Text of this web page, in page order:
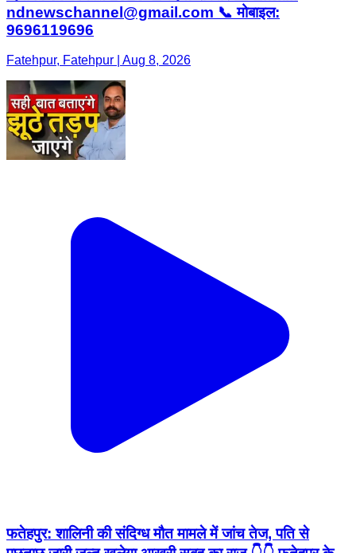
ndnewschannel@gmail.com 📞 मोबाइल:
9696119696
Fatehpur, Fatehpur | Aug 8, 2026
फतेहपुर: शालिनी की संदिग्ध मौत मामले में जांच तेज, पति से